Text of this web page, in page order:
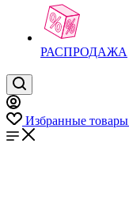
РАСПРОДАЖА
Избранные товары